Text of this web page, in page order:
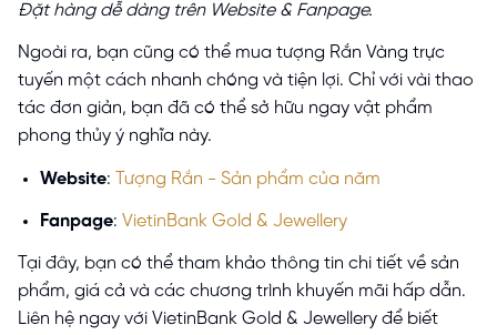
Đặt hàng dễ dàng trên Website & Fanpage.
Ngoài ra, bạn cũng có thể mua tượng Rắn Vàng trực
tuyến một cách nhanh chóng và tiện lợi. Chỉ với vài thao
tác đơn giản, bạn đã có thể sở hữu ngay vật phẩm
phong thủy ý nghĩa này.
Website: Tượng Rắn - Sản phẩm của năm
Fanpage: VietinBank Gold & Jewellery
Tại đây, bạn có thể tham khảo thông tin chi tiết về sản
phẩm, giá cả và các chương trình khuyến mãi hấp dẫn.
Liên hệ ngay với VietinBank Gold & Jewellery để biết